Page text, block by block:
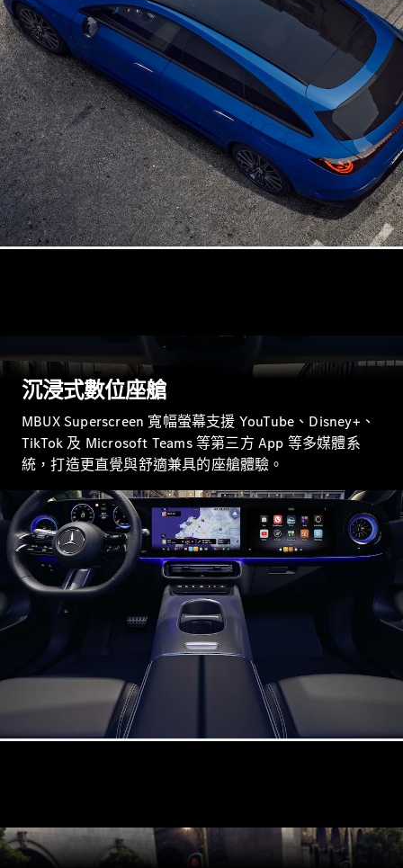
Mercedes-
Maybach
EQS SUV
電動
GLA
GLB
電動
GLB 新
GLC
GLC Coupé
GLE
GLE Coupé
GLS
Mercedes-
Maybach
訂製夢想車
預約賞車
權經銷商
旅行車 / 五門獵跑
瞭解所有相
CLA
Shooting
Brake
CLA
E-Class
Estate
沉浸式數位座艙​
MBUX Superscreen 寬幅螢幕支援 YouTube、Disney+、
TikTok 及 Microsoft Teams 等第三方 App 等多媒體系
統，打造更直覺與舒適兼具的座艙體驗。